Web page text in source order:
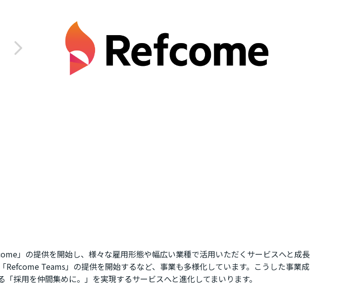
」の提供を開始し、様々な雇用形態や幅広い業種で活用いただくサービスへと成長
Teams」の提供を開始するなど、事業も多様化しています。こうした事業成
採用を仲間集めに。」を実現するサービスへと進化してまいります。